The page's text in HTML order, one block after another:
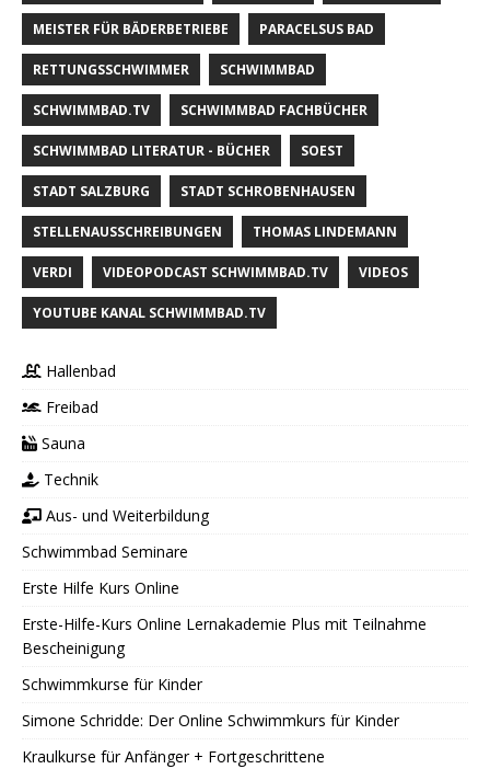
MEISTER FÜR BÄDERBETRIEBE PARACELSUS BAD
RETTUNGSSCHWIMMER SCHWIMMBAD
SCHWIMMBAD.TV SCHWIMMBAD FACHBÜCHER
SCHWIMMBAD LITERATUR - BÜCHER SOEST
STADT SALZBURG STADT SCHROBENHAUSEN
STELLENAUSSCHREIBUNGEN THOMAS LINDEMANN
VERDI VIDEOPODCAST SCHWIMMBAD.TV VIDEOS
YOUTUBE KANAL SCHWIMMBAD.TV
Hallenbad
Freibad
Sauna
Technik
Aus- und Weiterbildung
Schwimmbad Seminare
Erste Hilfe Kurs Online
Erste-Hilfe-Kurs Online Lernakademie Plus mit Teilnahme
Bescheinigung
Schwimmkurse für Kinder
Simone Schridde: Der Online Schwimmkurs für Kinder
Kraulkurse für Anfänger + Fortgeschrittene